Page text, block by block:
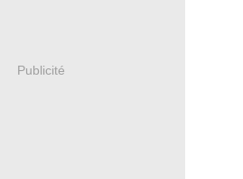
Publicité